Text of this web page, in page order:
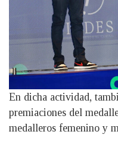
En dicha actividad,
premiaciones del
medalleros femenino y